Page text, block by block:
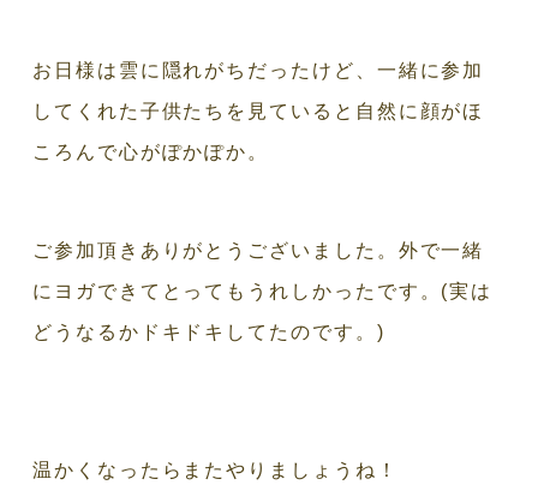
お日様は雲に隠れがちだったけど、一緒に参加
してくれた子供たちを見ていると自然に顔がほ
ころんで心がぽかぽか。
ご参加頂きありがとうございました。外で一緒
にヨガできてとってもうれしかったです。(実は
どうなるかドキドキしてたのです。)
温かくなったらまたやりましょうね！